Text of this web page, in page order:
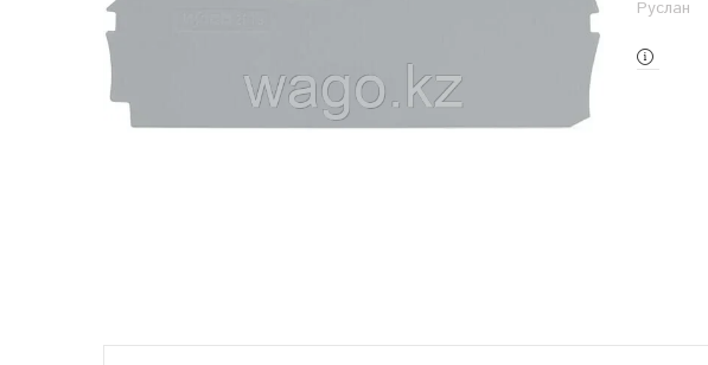
Руслан